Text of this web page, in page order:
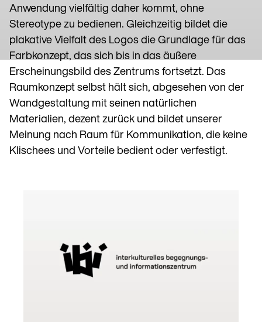
Anwendung vielfältig daher kommt, ohne
Stereotype zu bedienen. Gleichzeitig bildet die
plakative Vielfalt des Logos die Grundlage für das
Farbkonzept, das sich bis in das äußere
Erscheinungsbild des Zentrums fortsetzt. Das
Raumkonzept selbst hält sich, abgesehen von der
Wandgestaltung mit seinen natürlichen
Materialien, dezent zurück und bildet unserer
Meinung nach Raum für Kommunikation, die keine
Klischees und Vorteile bedient oder verfestigt.